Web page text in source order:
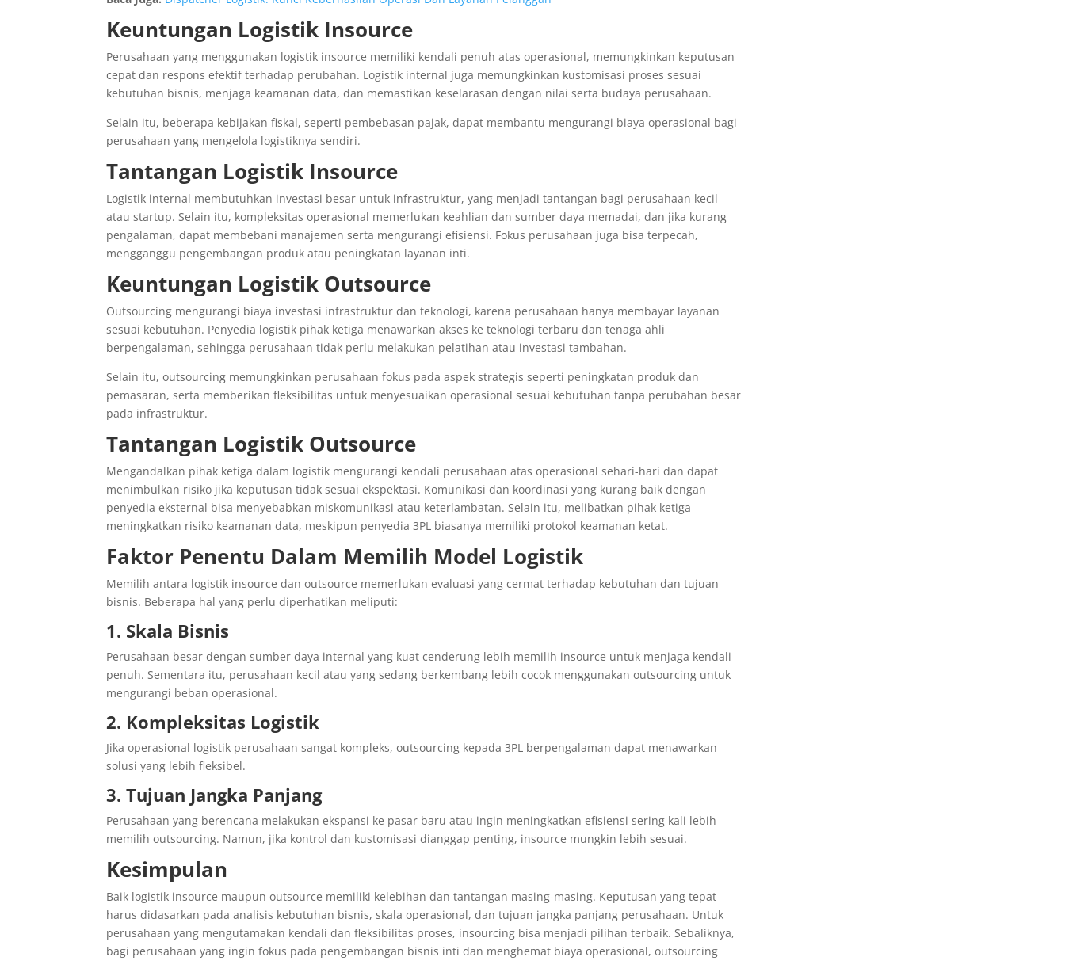
Keuntungan Logistik Insource
Perusahaan yang menggunakan logistik insource memiliki kendali penuh atas operasional, memungkinkan keputusan
cepat dan respons efektif terhadap perubahan. Logistik internal juga memungkinkan kustomisasi proses sesuai
kebutuhan bisnis, menjaga keamanan data, dan memastikan keselarasan dengan nilai serta budaya perusahaan.
Selain itu, beberapa kebijakan fiskal, seperti pembebasan pajak, dapat membantu mengurangi biaya operasional bagi
perusahaan yang mengelola logistiknya sendiri.
Tantangan Logistik Insource
Logistik internal membutuhkan investasi besar untuk infrastruktur, yang menjadi tantangan bagi perusahaan kecil
atau startup. Selain itu, kompleksitas operasional memerlukan keahlian dan sumber daya memadai, dan jika kurang
pengalaman, dapat membebani manajemen serta mengurangi efisiensi. Fokus perusahaan juga bisa terpecah,
mengganggu pengembangan produk atau peningkatan layanan inti.
Keuntungan Logistik Outsource
Outsourcing mengurangi biaya investasi infrastruktur dan teknologi, karena perusahaan hanya membayar layanan
sesuai kebutuhan. Penyedia logistik pihak ketiga menawarkan akses ke teknologi terbaru dan tenaga ahli
berpengalaman, sehingga perusahaan tidak perlu melakukan pelatihan atau investasi tambahan.
Selain itu, outsourcing memungkinkan perusahaan fokus pada aspek strategis seperti peningkatan produk dan
pemasaran, serta memberikan fleksibilitas untuk menyesuaikan operasional sesuai kebutuhan tanpa perubahan besar
pada infrastruktur.
Tantangan Logistik Outsource
Mengandalkan pihak ketiga dalam logistik mengurangi kendali perusahaan atas operasional sehari-hari dan dapat
menimbulkan risiko jika keputusan tidak sesuai ekspektasi. Komunikasi dan koordinasi yang kurang baik dengan
penyedia eksternal bisa menyebabkan miskomunikasi atau keterlambatan. Selain itu, melibatkan pihak ketiga
meningkatkan risiko keamanan data, meskipun penyedia 3PL biasanya memiliki protokol keamanan ketat.
Faktor Penentu Dalam Memilih Model Logistik
Memilih antara logistik insource dan outsource memerlukan evaluasi yang cermat terhadap kebutuhan dan tujuan
bisnis. Beberapa hal yang perlu diperhatikan meliputi:
1. Skala Bisnis
Perusahaan besar dengan sumber daya internal yang kuat cenderung lebih memilih insource untuk menjaga kendali
penuh. Sementara itu, perusahaan kecil atau yang sedang berkembang lebih cocok menggunakan outsourcing untuk
mengurangi beban operasional.
2. Kompleksitas Logistik
Jika operasional logistik perusahaan sangat kompleks, outsourcing kepada 3PL berpengalaman dapat menawarkan
solusi yang lebih fleksibel.
3. Tujuan Jangka Panjang
Perusahaan yang berencana melakukan ekspansi ke pasar baru atau ingin meningkatkan efisiensi sering kali lebih
memilih outsourcing. Namun, jika kontrol dan kustomisasi dianggap penting, insource mungkin lebih sesuai.
Kesimpulan
Baik logistik insource maupun outsource memiliki kelebihan dan tantangan masing-masing. Keputusan yang tepat
harus didasarkan pada analisis kebutuhan bisnis, skala operasional, dan tujuan jangka panjang perusahaan. Untuk
perusahaan yang mengutamakan kendali dan fleksibilitas proses, insourcing bisa menjadi pilihan terbaik. Sebaliknya,
bagi perusahaan yang ingin fokus pada pengembangan bisnis inti dan menghemat biaya operasional, outsourcing